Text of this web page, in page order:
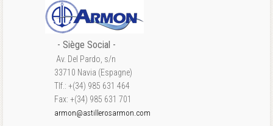
- Siège Social -
Av. Del Pardo, s/n
33710 Navia (Espagne)
Tlf.: +(34) 985 631 464
Fax: +(34) 985 631 701
armon@astillerosarmon.com